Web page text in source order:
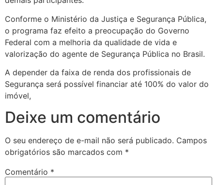
Conforme o Ministério da Justiça e Segurança Pública,
o programa faz efeito a preocupação do Governo
Federal com a melhoria da qualidade de vida e
valorização do agente de Segurança Pública no Brasil.
A depender da faixa de renda dos profissionais de
Segurança será possível financiar até 100% do valor do
imóvel,
Deixe um comentário
O seu endereço de e-mail não será publicado. Campos
obrigatórios são marcados com *
Comentário *